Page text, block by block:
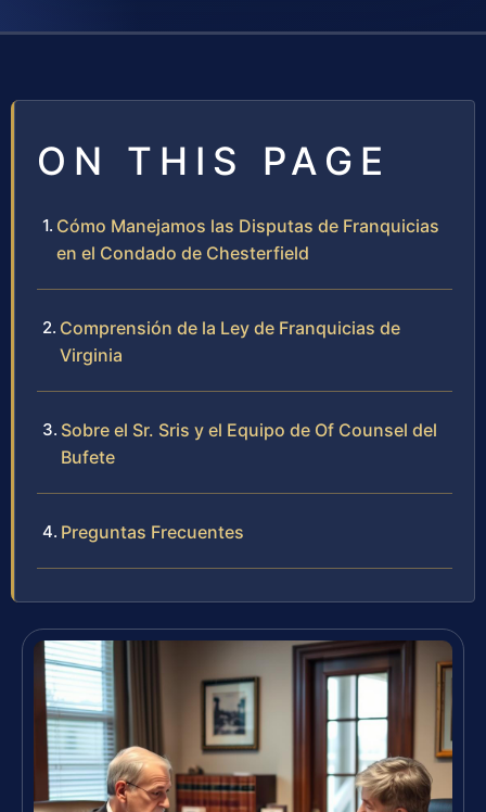
ON THIS PAGE
Cómo Manejamos las Disputas de Franquicias
en el Condado de Chesterfield
Comprensión de la Ley de Franquicias de
Virginia
Sobre el Sr. Sris y el Equipo de Of Counsel del
Bufete
Preguntas Frecuentes